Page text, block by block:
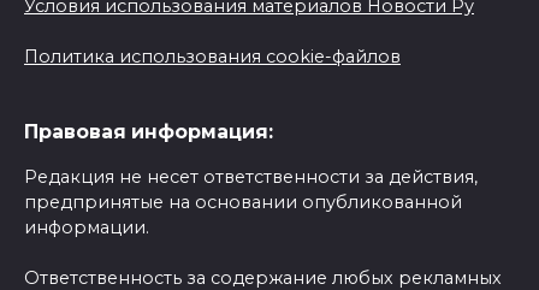
Условия использования материалов Новости Ру
Политика использования cookie-файлов
Правовая информация:
Редакция не несет ответственности за действия,
предпринятые на основании опубликованной
информации.
Ответственность за содержание любых рекламных